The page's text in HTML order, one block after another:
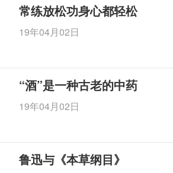
常练放松功身心都轻松
19年04月02日
“酒”是一种古老的中药
19年04月02日
鲁迅与《本草纲目》